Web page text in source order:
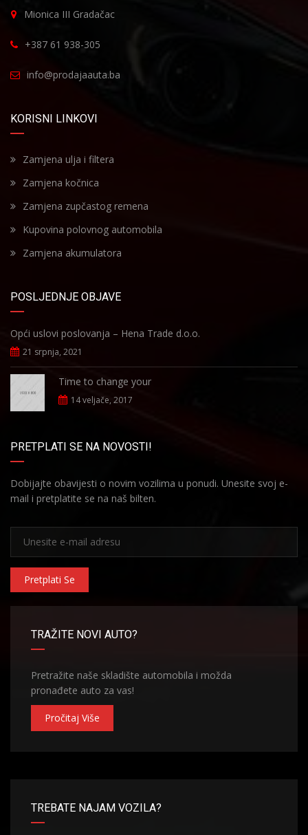
Mionica III Gradačac
+387 61 938-305
info@prodajaauta.ba
KORISNI LINKOVI
Zamjena ulja i filtera
Zamjena kočnica
Zamjena zupčastog remena
Kupovina polovnog automobila
Zamjena akumulatora
POSLJEDNJE OBJAVE
Opći uslovi poslovanja – Hena Trade d.o.o.
21 srpnja, 2021
Time to change your
14 veljače, 2017
PRETPLATI SE NA NOVOSTI!
Dobijajte obavijesti o novim vozilima u ponudi. Unesite svoj e-
mail i pretplatite se na naš bilten.
Pretplati Se
TRAŽITE NOVI AUTO?
Pretražite naše skladište automobila i možda
pronađete auto za vas!
Pročitaj Više
TREBATE NAJAM VOZILA?